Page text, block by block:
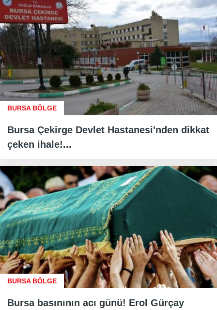
BURSA BÖLGE
Bursa Çekirge Devlet Hastanesi'nden dikkat
çeken ihale!...
BURSA BÖLGE
Bursa basınının acı günü! Erol Gürçay